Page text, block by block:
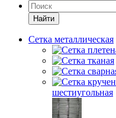
Найти
Сетка металлическая
шестиугольная